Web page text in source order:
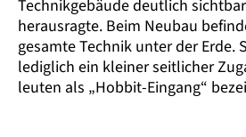
Technik­gebäude deutlich
heraus­ragte. Beim Neubau
gesamte Technik unter der Erde.
lediglich ein kleiner seitlicher
leuten als „Hobbit-Eingang“